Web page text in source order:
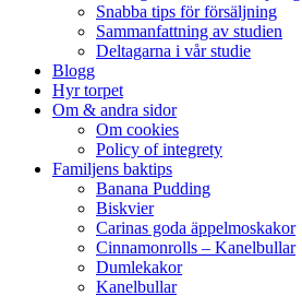
Snabba tips för försäljning
Sammanfattning av studien
Deltagarna i vår studie
Blogg
Hyr torpet
Om & andra sidor
Om cookies
Policy of integrety
Familjens baktips
Banana Pudding
Biskvier
Carinas goda äppelmoskakor
Cinnamonrolls – Kanelbullar
Dumlekakor
Kanelbullar